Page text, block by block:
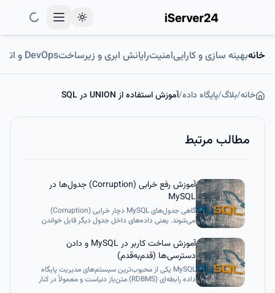
Toggle theme
خانهبهینه سازی و کاراییامنیترایانش ابری و زیرساختDevOps و اتوماسیون
خانه/بلاگ/پایگاه داده/آموزش استفاده از UNION در SQL
مطالب مرتبط
آموزش رفع خرابی (Corruption) جدول‌ها در
MySQL
گاهی جدول‌های MySQL دچار خرابی (Corruption)
می‌شوند. یعنی داده‌های داخل جدول دیگر قابل خواندن
می‌تواند باعث کرش کردن سرور MySQL شود.
آموزش ساخت کاربر در MySQL و دادن
دسترسی‌ها (قدم‌به‌قدم)
MySQL یکی از محبوب‌ترین سیستم‌های مدیریت پایگاه
داده رابطه‌ای (RDBMS) متن‌باز دنیاست و معمولاً در کنار